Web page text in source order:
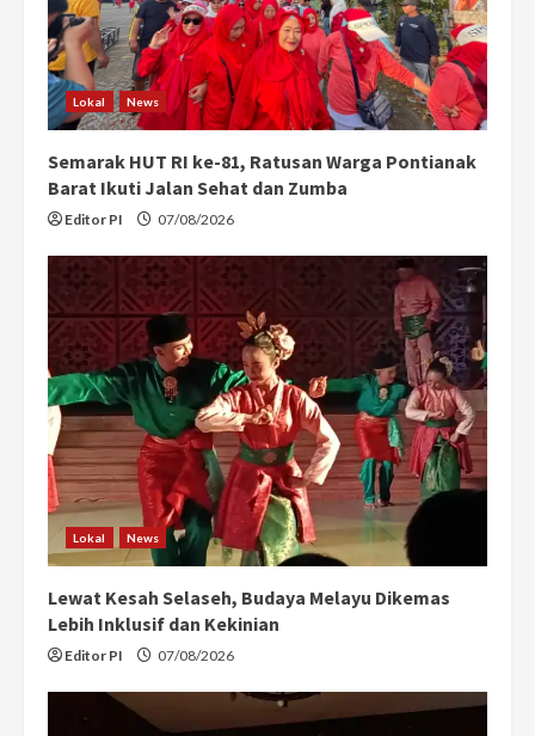
Lokal News
Semarak HUT RI ke-81, Ratusan Warga Pontianak
Barat Ikuti Jalan Sehat dan Zumba
Editor PI 07/08/2026
Lokal News
Lewat Kesah Selaseh, Budaya Melayu Dikemas
Lebih Inklusif dan Kekinian
Editor PI 07/08/2026